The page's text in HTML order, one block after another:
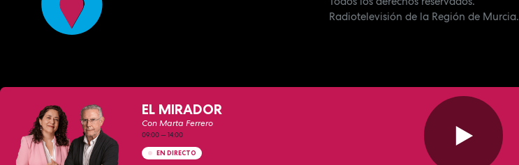
Radiotelevisión de la Región de Murcia.
EL MIRADOR
Con Marta Ferrero
09:00—14:00
EN DIRECTO